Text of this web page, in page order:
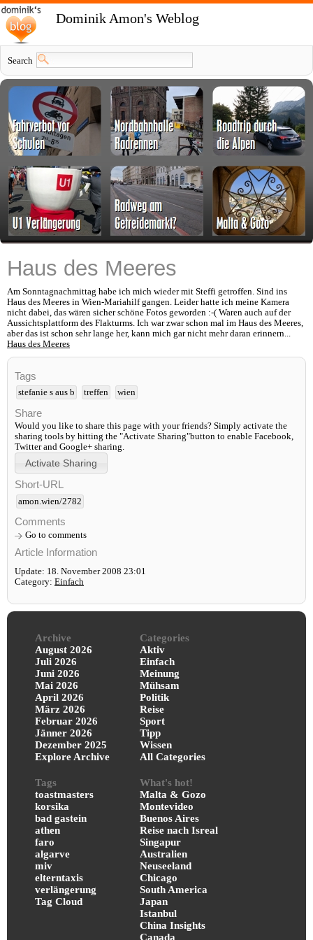
Dominik Amon's Weblog
Search
Haus des Meeres
Am Sonntagnachmittag habe ich mich wieder mit Steffi getroffen. Sind ins
Haus des Meeres in Wien-Mariahilf gangen. Leider hatte ich meine Kamera
nicht dabei, das wären sicher schöne Fotos geworden :-( Waren auch auf der
Aussichtsplattform des Flakturms. Ich war zwar schon mal im Haus des Meeres,
aber das ist schon sehr lange her, kann mich gar nicht mehr daran erinnern...
Haus des Meeres
Tags
stefanie s aus b treffen wien
Share
Would you like to share this page with your friends? Simply activate the
sharing tools by hitting the "Activate Sharing"button to enable Facebook,
Twitter and Google+ sharing.
Short-URL
amon.wien/2782
Comments
Go to comments
Article Information
Update: 18. November 2008 23:01
Category: Einfach
Archive
August 2026
Juli 2026
Juni 2026
Mai 2026
April 2026
März 2026
Februar 2026
Jänner 2026
Dezember 2025
Explore Archive
Categories
Aktiv
Einfach
Meinung
Mühsam
Politik
Reise
Sport
Tipp
Wissen
All Categories
Tags
toastmasters
korsika
bad gastein
athen
faro
algarve
miv
elterntaxis
verlängerung
Tag Cloud
What's hot!
Malta & Gozo
Montevideo
Buenos Aires
Reise nach Isreal
Singapur
Australien
Neuseeland
Chicago
South America
Japan
Istanbul
China Insights
Canada